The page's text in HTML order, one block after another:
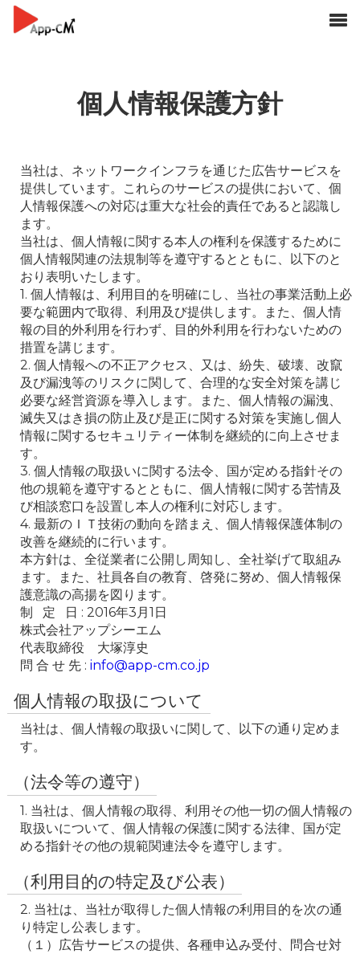
個人情報保護方針
当社は、ネットワークインフラを通じた広告サービスを
提供しています。これらのサービスの提供において、個
人情報保護への対応は重大な社会的責任であると認識し
ます。
当社は、個人情報に関する本人の権利を保護するために
個人情報関連の法規制等を遵守するとともに、以下のと
おり表明いたします。
1. 個人情報は、利用目的を明確にし、当社の事業活動上必
要な範囲内で取得、利用及び提供します。また、個人情
報の目的外利用を行わず、目的外利用を行わないための
措置を講じます。
2. 個人情報への不正アクセス、又は、紛失、破壊、改竄
及び漏洩等のリスクに関して、合理的な安全対策を講じ
必要な経営資源を導入します。また、個人情報の漏洩、
滅失又はき損の防止及び是正に関する対策を実施し個人
情報に関するセキュリティー体制を継続的に向上させま
す。
3. 個人情報の取扱いに関する法令、国が定める指針その
他の規範を遵守するとともに、個人情報に関する苦情及
び相談窓口を設置し本人の権利に対応します。
4. 最新のＩＴ技術の動向を踏まえ、個人情報保護体制の
改善を継続的に行います。
本方針は、全従業者に公開し周知し、全社挙げて取組み
ます。また、社員各自の教育、啓発に努め、個人情報保
護意識の高揚を図ります。
制   定   日 : 2016年3月1日
株式会社アップシーエム
代表取締役　大塚淳史
問 合 せ 先 : info@app-cm.co.jp
個人情報の取扱について
当社は、個人情報の取扱いに関して、以下の通り定めま
す。
（法令等の遵守）
1. 当社は、個人情報の取得、利用その他一切の個人情報の
取扱いについて、個人情報の保護に関する法律、国が定
める指針その他の規範関連法令を遵守します。
（利用目的の特定及び公表）
2. 当社は、当社が取得した個人情報の利用目的を次の通
り特定し公表します。
（１）広告サービスの提供、各種申込み受付、問合せ対